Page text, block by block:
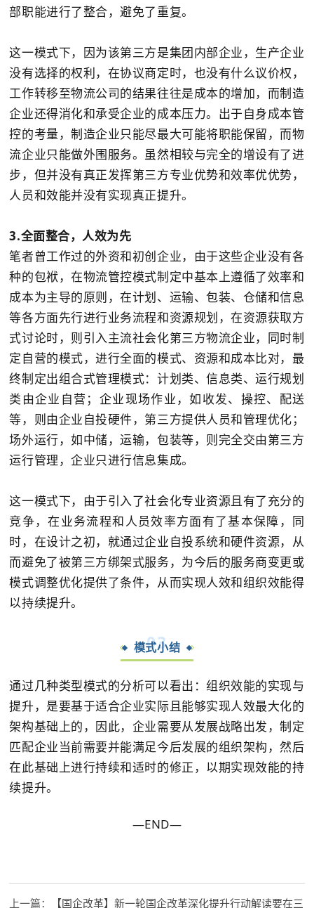
部职能进行了整合，避免了重复。
这一模式下，因为该第三方是集团内部企业，生产企业
没有选择的权利，在协议商定时，也没有什么议价权，
工作转移至物流公司的结果往往是成本的增加，而制造
企业还得消化和承受企业的成本压力。出于自身成本管
控的考量，制造企业只能尽最大可能将职能保留，而物
流企业只能做外围服务。虽然相较与完全的增设有了进
步，但并没有真正发挥第三方专业优势和效率优优势，
人员和效能并没有实现真正提升。
3.全面整合，人效为先
笔者曾工作过的外资和初创企业，由于这些企业没有各
种的包袱，在物流管控模式制定中基本上遵循了效率和
成本为主导的原则，在计划、运输、包装、仓储和信息
等各方面先行进行业务流程和资源规划，在资源获取方
式讨论时，则引入主流社会化第三方物流企业，同时制
定自营的模式，进行全面的模式、资源和成本比对，最
终制定出组合式管理模式：计划类、信息类、运行规划
类由企业自营；企业现场作业，如收发、操控、配送
等，则由企业自投硬件，第三方提供人员和管理优化；
场外运行，如中储，运输，包装等，则完全交由第三方
运行管理，企业只进行信息集成。
这一模式下，由于引入了社会化专业资源且有了充分的
竞争，在业务流程和人员效率方面有了基本保障，同
时，在设计之初，就通过企业自投系统和硬件资源，从
而避免了被第三方绑架式服务，为今后的服务商变更或
模式调整优化提供了条件，从而实现人效和组织效能得
以持续提升。
03
模式小结
通过几种类型模式的分析可以看出：组织效能的实现与
提升，是要基于适合企业实际且能够实现人效最大化的
架构基础上的，因此，企业需要从发展战略出发，制定
匹配企业当前需要并能满足今后发展的组织架构，然后
在此基础上进行持续和适时的修正，以期实现效能的持
续提升。
—END—
上一篇： 【国企改革】新一轮国企改革深化提升行动解读要在三